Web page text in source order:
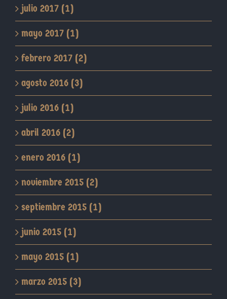
julio 2017 (1)
mayo 2017 (1)
febrero 2017 (2)
agosto 2016 (3)
julio 2016 (1)
abril 2016 (2)
enero 2016 (1)
noviembre 2015 (2)
septiembre 2015 (1)
junio 2015 (1)
mayo 2015 (1)
marzo 2015 (3)